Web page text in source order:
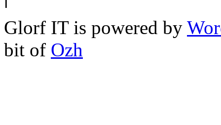
Glorf IT is powered by
bit of Ozh